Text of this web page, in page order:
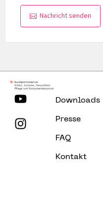
Nachricht senden
Downloads
Presse
FAQ
Kontakt